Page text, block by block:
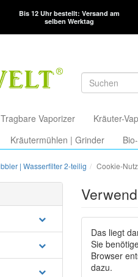
Bis 12 Uhr bestellt: Versand am
selben Werktag
Tragbare Vaporizer Kräuter-
Kräutermühlen | Grinder
| Wasserfilter 2-teilig Cookie-
Das liegt
Sie
Browser
dazu.